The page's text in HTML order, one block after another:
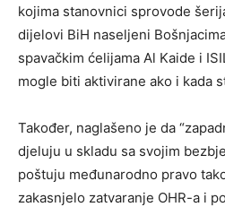
kojima stanovnici sprovode
dijelovi BiH naseljeni
spavačkim ćelijama Al Kaide i
mogle biti aktivirane ako i kada
Također, naglašeno je da
djeluju u skladu sa svojim
poštuju međunarodno pravo
zakasnjelo zatvaranje OHR-a i